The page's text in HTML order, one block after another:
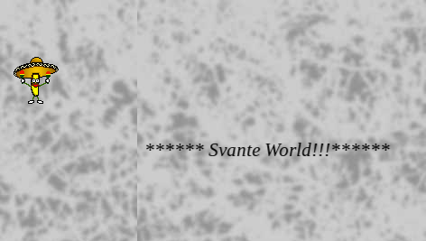
****** Svante World!!!******